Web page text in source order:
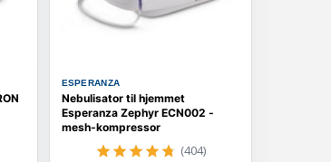
ESPERANZA
Nebulisator til hjemmet
Esperanza Zephyr ECN002 -
mesh-kompressor
(404)